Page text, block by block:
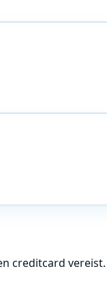
creditcard vereist.